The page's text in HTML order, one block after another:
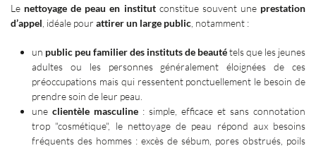
Le nettoyage de peau en institutconstitue souvent une prestation
d’appel , idéale pour attirer un large public , notamment :
un public peu familier des instituts de beautétels que les jeunes
adultes ou les personnes généralement éloignées de ces
préoccupations mais qui ressentent ponctuellement le besoin de
prendre soin de leur peau.
une clientèle masculine : simple, efficace et sans connotation
trop "cosmétique", le nettoyage de peau répond aux besoins
fréquents des hommes : excès de sébum, pores obstrués, poils